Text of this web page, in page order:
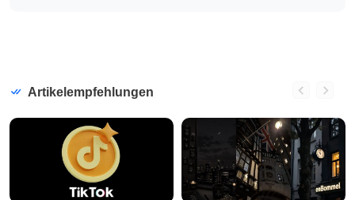
Artikelempfehlungen